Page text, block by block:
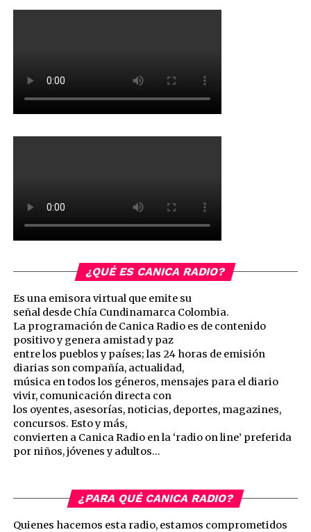
¿QUÉ ES CANICA RADIO?
Es una emisora virtual que emite su
señal desde Chía Cundinamarca Colombia.
La programación de Canica Radio es de contenido
positivo y genera amistad y paz
entre los pueblos y países; las 24 horas de emisión
diarias son compañía, actualidad,
música en todos los géneros, mensajes para el diario
vivir, comunicación directa con
los oyentes, asesorías, noticias, deportes, magazines,
concursos. Esto y más,
convierten a Canica Radio en la ‘radio on line’ preferida
por niños, jóvenes y adultos…
¿PARA QUÉ CANICA RADIO?
Quienes hacemos esta radio, estamos comprometidos